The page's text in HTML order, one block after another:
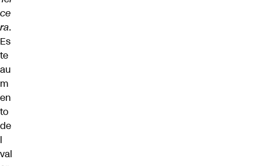
ce
ra.
Es
te
au
m
en
to
de
l
val